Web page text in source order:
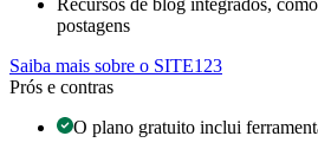
Recursos de blog integrados,
postagens
Saiba mais sobre o SITE123
Prós e contras
O plano gratuito inclui